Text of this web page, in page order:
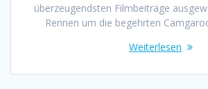
überzeugendsten Filmbeiträge
Rennen um die begehrten
Weiterlesen